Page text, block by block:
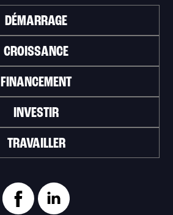
DÉMARRAGE
CROISSANCE
FINANCEMENT
INVESTIR
TRAVAILLER